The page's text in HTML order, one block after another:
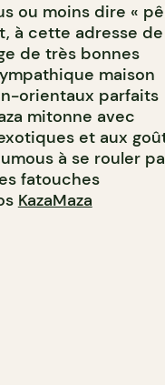
ou moins dire «
à cette adresse de
de très bonnes
maison
orientaux parfaits
mitonne avec
et aux
à se rouler
fatouches
KazaMaza